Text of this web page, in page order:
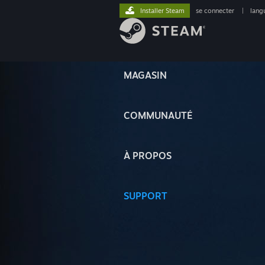
MAGASIN
COMMUNAUTÉ
À PROPOS
SUPPORT
Installer Steam se connecter